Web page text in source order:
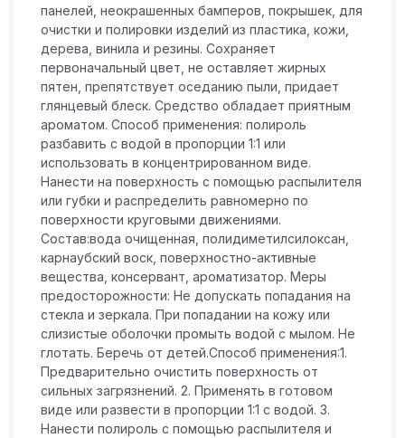
панелей, неокрашенных бамперов, покрышек, для
очистки и полировки изделий из пластика, кожи,
дерева, винила и резины. Сохраняет
первоначальный цвет, не оставляет жирных
пятен, препятствует оседанию пыли, придает
глянцевый блеск. Средство обладает приятным
ароматом. Способ применения: полироль
разбавить с водой в пропорции 1:1 или
использовать в концентрированном виде.
Нанести на поверхность с помощью распылителя
или губки и распределить равномерно по
поверхности круговыми движениями.
Состав:вода очищенная, полидиметилсилоксан,
карнаубский воск, поверхностно-активные
вещества, консервант, ароматизатор. Меры
предосторожности: Не допускать попадания на
стекла и зеркала. При попадании на кожу или
слизистые оболочки промыть водой с мылом. Не
глотать. Беречь от детей.Способ применения:1.
Предварительно очистить поверхность от
сильных загрязнений. 2. Применять в готовом
виде или развести в пропорции 1:1 с водой. 3.
Нанести полироль с помощью распылителя и